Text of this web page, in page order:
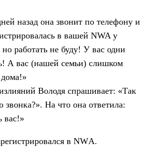
назад она звонит по телефону и
в вашей NWA у
но работать не буду! У вас одни
А вас (нашей семьи) слишком
Володя спрашивает: «Так
звонка?». На что она ответила:
вас!»
в NWА.